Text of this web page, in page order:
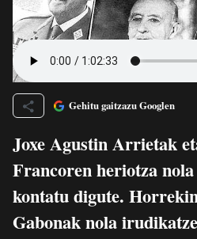
Gehitu gaitzazu Googlen
Joxe Agustin Arrietak
Francoren heriotza
kontatu digute.
Gabonak nola